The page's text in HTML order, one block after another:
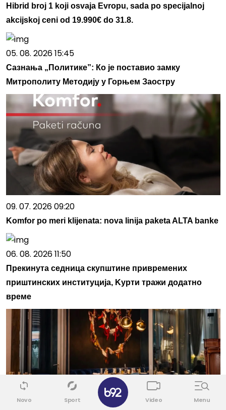
Hibrid broj 1 koji osvaja Evropu, sada po specijalnoj
akcijskoj ceni od 19.990€ do 31.8.
05. 08. 2026 15:45
Сазнања „Политике”: Ко је поставио замку
Митрополиту Методију у Горњем Заостру
09. 07. 2026 09:20
Komfor po meri klijenata: nova linija paketa ALTA banke
06. 08. 2026 11:50
Прекинута седница скупштине привремених
приштинских институција, Kурти тражи додатно
време
Novo Sport Video Menu
✕